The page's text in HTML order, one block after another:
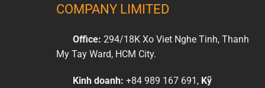
COMPANY LIMITED
Office: 294/18K Xo Viet Nghe Tinh, Thanh
My Tay Ward, HCM City.
Kinh doanh: +84 989 167 691, Kỹ